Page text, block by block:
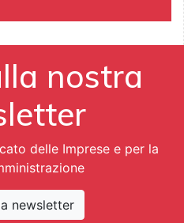
nostra
delle Imprese e per la
newsletter